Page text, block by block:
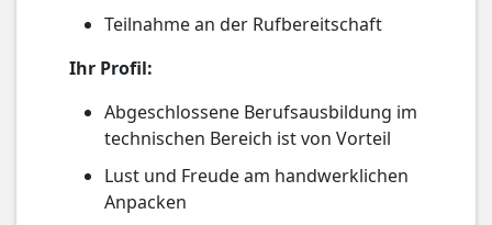
Teilnahme an der Rufbereitschaft
Ihr Profil:
Abgeschlossene Berufsausbildung im
technischen Bereich ist von Vorteil
Lust und Freude am handwerklichen
Anpacken